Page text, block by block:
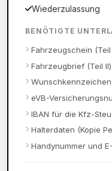
Wiederzulassung
BENÖTIGTE
Fahrzeugschein (Teil
Fahrzeugbrief (Teil
Wunschkennzeichen
eVB-
IBAN für die Kfz-
Halterdaten (Kopie
Handynummer und